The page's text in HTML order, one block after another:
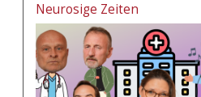
Neurosige Zeiten